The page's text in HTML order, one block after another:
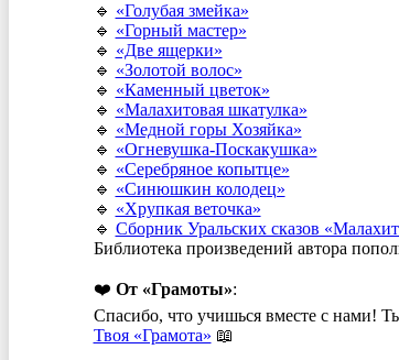
🔹 «Голубая змейка»
🔹 «Горный мастер»
🔹 «Две ящерки»
🔹 «Золотой волос»
🔹 «Каменный цветок»
🔹 «Малахитовая шкатулка»
🔹 «Медной горы Хозяйка»
🔹 «Огневушка-Поскакушка»
🔹 «Серебряное копытце»
🔹 «Синюшкин колодец»
🔹 «Хрупкая веточка»
🔹 Сборник Уральских сказов
Библиотека произведений автора
❤️ От «Грамоты»:
Спасибо, что учишься вместе с нами!
Твоя «Грамота» 📖